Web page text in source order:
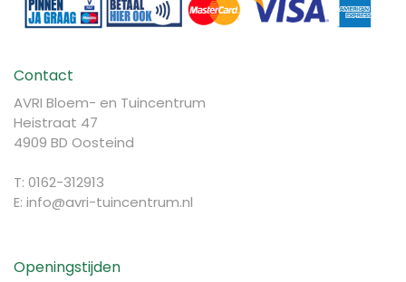
Contact
AVRI Bloem- en Tuincentrum
Heistraat 47
4909 BD Oosteind
T: 0162-312913
E: info@avri-tuincentrum.nl
Openingstijden